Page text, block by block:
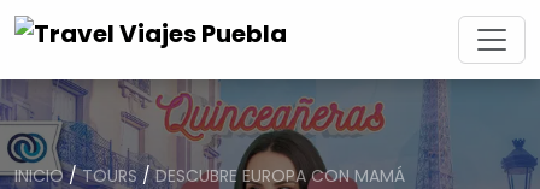
INICIO/TOURS/DESCUBRE EUROPA CON MAMÁ